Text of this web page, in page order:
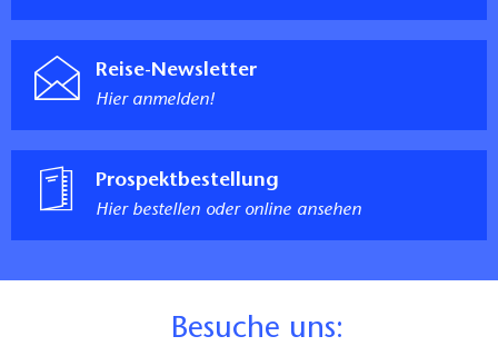
Reise-Newsletter
Hier anmelden!
Prospektbestellung
Hier bestellen oder online ansehen
Besuche uns: